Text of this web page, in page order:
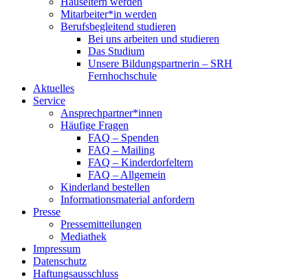
Mitarbeiter*in werden
Berufsbegleitend studieren
Bei uns arbeiten und studieren
Das Studium
Unsere Bildungspartnerin – SRH
Fernhochschule
Aktuelles
Service
Ansprechpartner*innen
Häufige Fragen
FAQ – Spenden
FAQ – Mailing
FAQ – Kinderdorfeltern
FAQ – Allgemein
Kinderland bestellen
Informationsmaterial anfordern
Presse
Pressemitteilungen
Mediathek
Impressum
Datenschutz
Haftungsausschluss